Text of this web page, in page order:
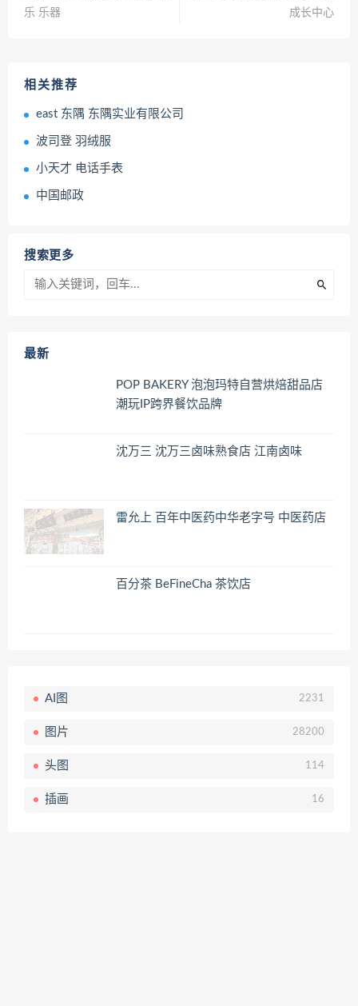
乐 乐器
成长中心
相关推荐
east 东隅 东隅实业有限公司
波司登 羽绒服
小天才 电话手表
中国邮政
搜索更多
最新
POP BAKERY 泡泡玛特自营烘焙甜品店
潮玩IP跨界餐饮品牌
沈万三 沈万三卤味熟食店 江南卤味
雷允上 百年中医药中华老字号 中医药店
百分茶 BeFineCha 茶饮店
AI图 2231
图片 28200
头图 114
插画 16